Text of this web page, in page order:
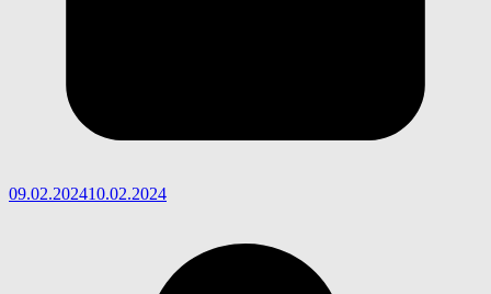
09.02.202410.02.2024